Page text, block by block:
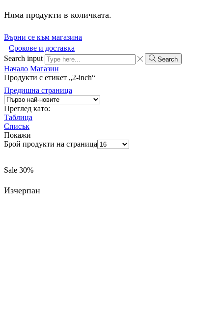
Няма продукти в количката.
Върни се към магазина
Срокове и доставка
Search input
Search
Начало Магазин
Продукти с етикет „2-inch“
Предишна страница
Преглед като:
Таблица
Списък
Покажи
Брой продукти на страница
Sale 30%
Изчерпан